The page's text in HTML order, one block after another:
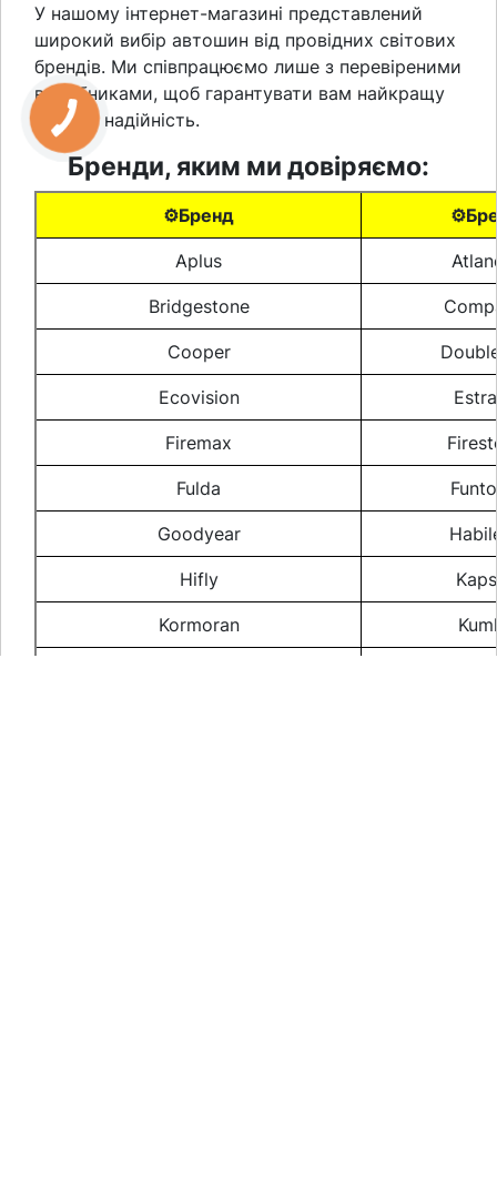
У нашому інтернет-магазині представлений
широкий вибір автошин від провідних світових
брендів. Ми співпрацюємо лише з перевіреними
виробниками, щоб гарантувати вам найкращу
якість і надійність.
Бренди, яким ми довіряємо:
⚙️Бренд
Aplus
Bridgestone
Cooper
Ecovision
Firemax
Fulda
Goodyear
Hifly
Kormoran